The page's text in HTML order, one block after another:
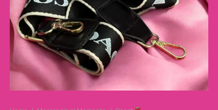
Collection
4
5
6
11